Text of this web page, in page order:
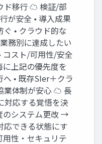
ド移行 ☁ 検証/部
が安全 • 導入成果
• クラウド的な
務別に達成したい
コスト/可用性/安全
上記の優先度を
• 既存SIer＋クラ
業体制が安心 ☁ 長
対応する覚悟を決
のシステム更改 →
応できる状態にす
用性・セキュリテ